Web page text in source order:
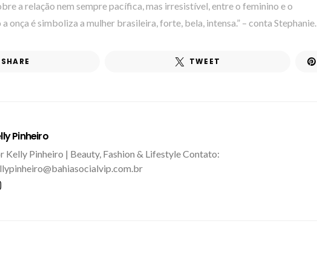
a relação nem sempre pacífica, mas irresistível, entre o feminino e o
onça é simboliza a mulher brasileira, forte, bela, intensa.” – conta Stephanie.
SHARE TWEET
Pinheiro
Kelly Pinheiro | Beauty, Fashion & Lifestyle Contato: